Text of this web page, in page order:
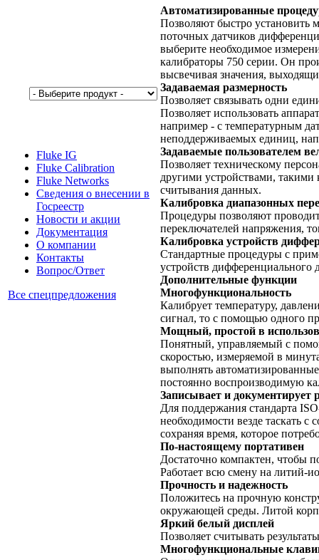
Fluke IG
Fluke Calibration
Fluke Networks
Сведения о внесении в
Госреестр
Новости и акции
Документация
О компании
Контакты
Вопрос/Ответ
Все спецпредложения
Автоматизированные
Позволяют быстро установить
поточных датчиков
выберите необходимое
калибраторы 750 серии. Он
высвечивая значения,
Задаваемая размерность
Позволяет связывать одни
Позволяет использовать
например - с температурным
неподдерживаемых единиц,
Задаваемые пользователем
Позволяет техническому
другими устройствами,
считывания данных.
Калибровка диапазонных
Процедуры позволяют
переключателей напряжения,
Калибровка устройств
Стандартные процедуры с
устройств дифференциального
Дополнительные функции
Многофункциональность
Калибрует температуру,
сигнал, то с помощью одного
Мощный, простой в
Понятный, управляемый с
скоростью, измеряемой в
выполнять
постоянно воспроизводимую
Записывает и документирует
Для поддержания стандарта
необходимости везде таскать
сохраняя время, которое
По-настоящему портативен
Достаточно компактен, чтобы
Работает всю смену на литий-
Прочность и надежность
Положитесь на прочную
окружающей среды. Литой
Яркий белый дисплей
Позволяет считывать
Многофункциональные